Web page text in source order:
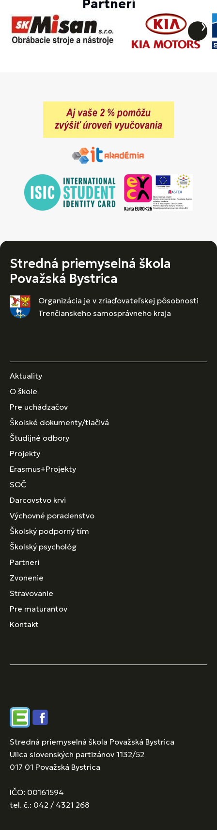
Partneri
Stredná priemyselná škola
Považská Bystrica
Organizácia je v zriaďovateľskej pôsobnosti
Trenčianskeho samosprávneho kraja
Aktuality
O škole
Pre uchádzačov
Školské dokumenty/tlačivá
Študijné odbory
Projekty
Erasmus+Projekty
SOČ
Darcovstvo krvi
Výchovné poradenstvo
Školský podporný tím
Školský psychológ
Partneri
Zvonenie
Stravovanie
Pre maturantov
Kontakt
EdupageFacebook
Stredná priemyselná škola Považská Bystrica
Ulica slovenských partizánov 1132/52
017 01 Považská Bystrica
IČO: 00161594
tel. č.: 042 / 4321 268